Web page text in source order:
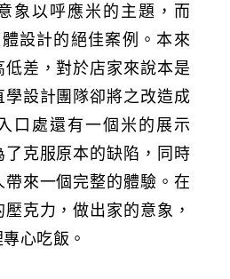
象以呼應米的主題，而
設計的絕佳案例。本來
低差，對於店家來說本是
學設計團隊卻將之改造成
口處還有一個米的展示
了克服原本的缺陷，同時
來一個完整的體驗。在
克力，做出家的意象，
心吃飯。